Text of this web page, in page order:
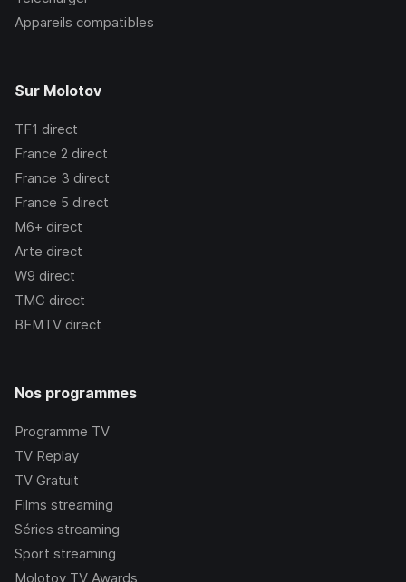
Appareils compatibles
Sur Molotov
TF1 direct
France 2 direct
France 3 direct
France 5 direct
M6+ direct
Arte direct
W9 direct
TMC direct
BFMTV direct
Nos programmes
Programme TV
TV Replay
TV Gratuit
Films streaming
Séries streaming
Sport streaming
Molotov TV Awards